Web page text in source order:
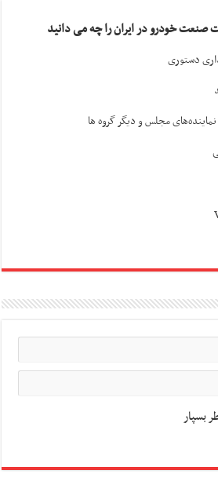
صنعت خودرو در ایران را چه می دانید
دستوری
مجلس و دیگر گروه ها
بسپار